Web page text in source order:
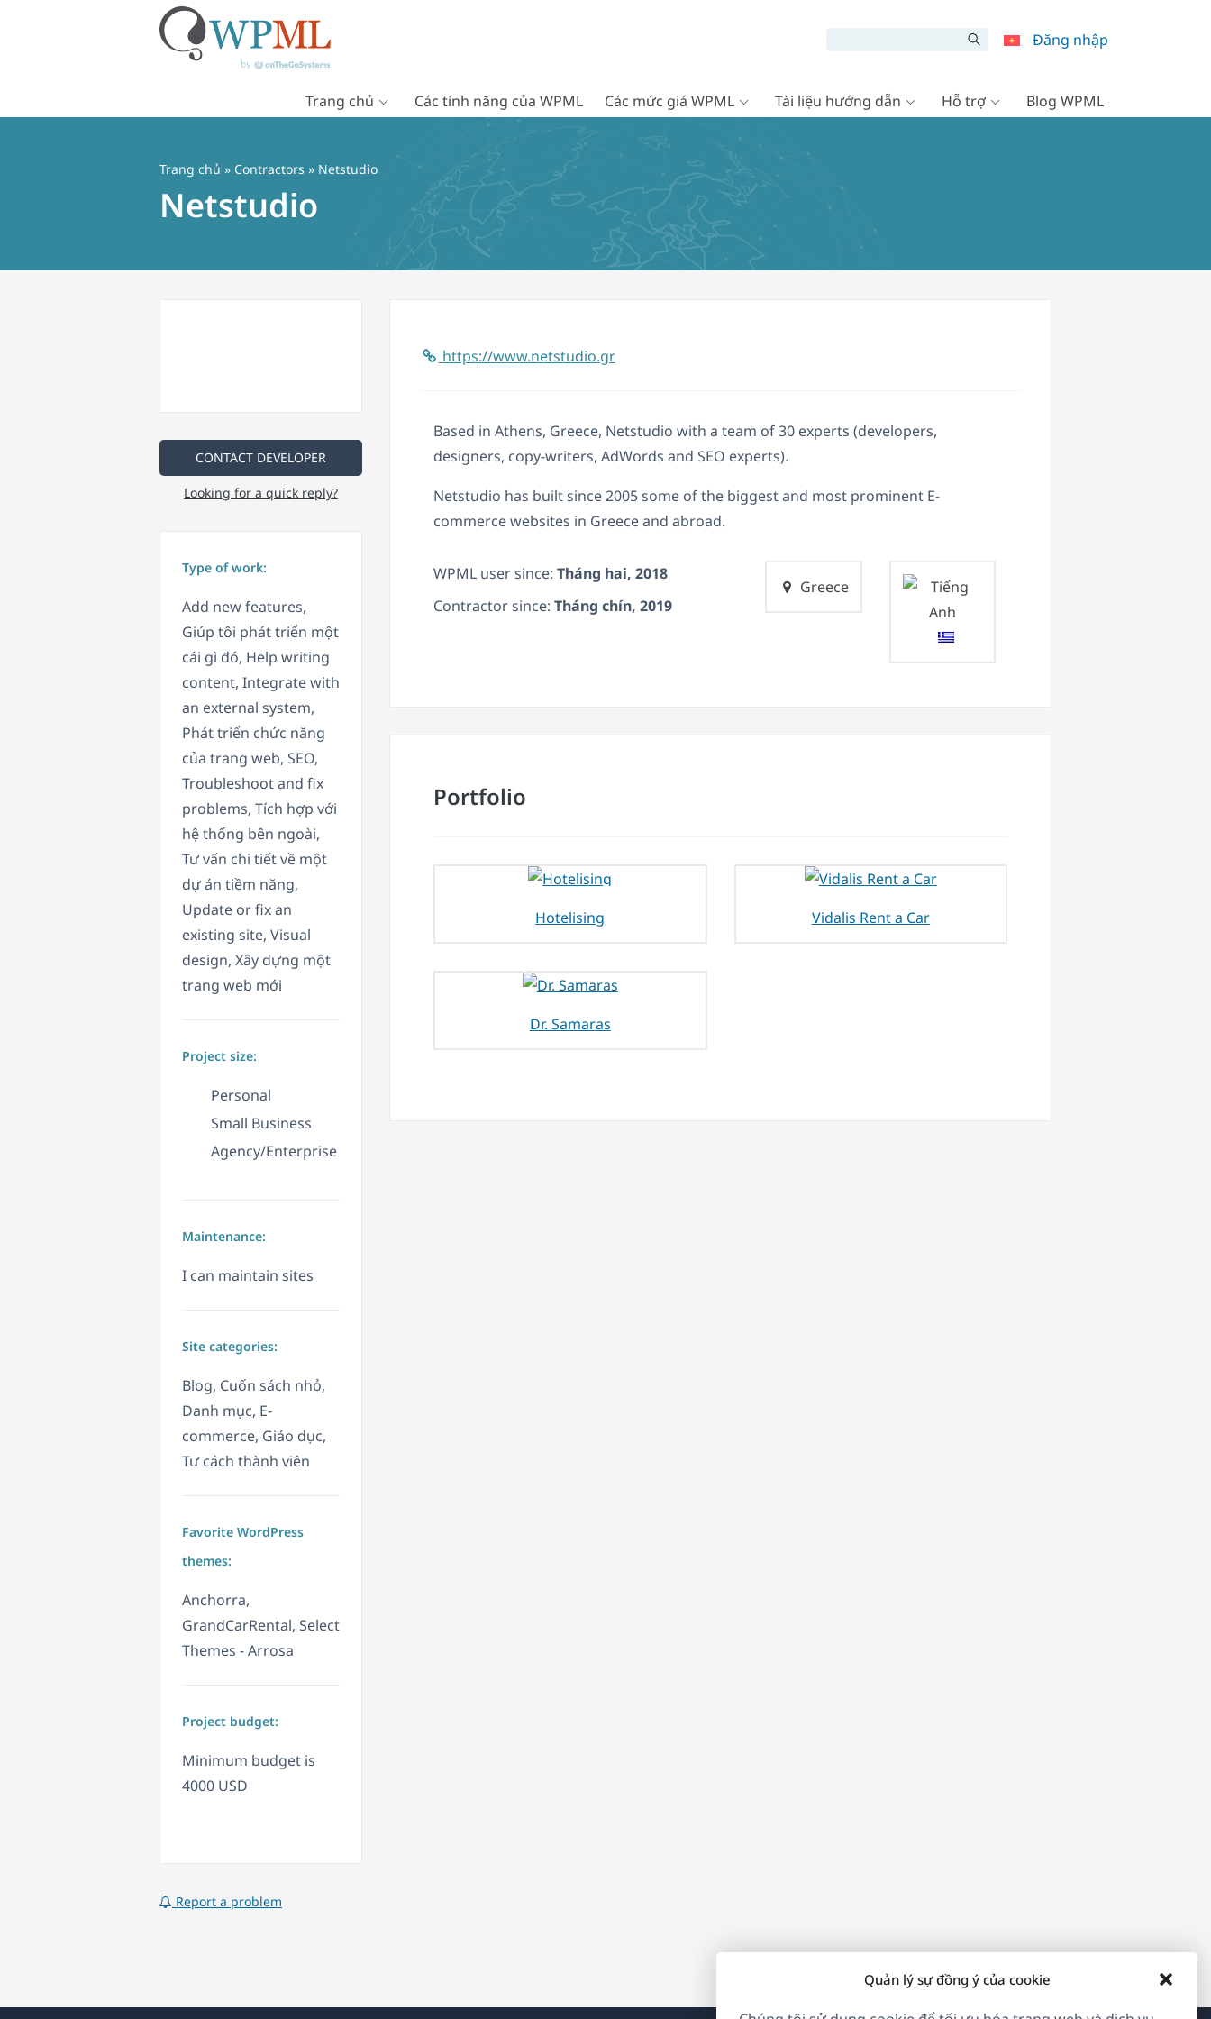
Quản lý sự đồng ý của cookie
Đăng nhập
Trang chủ Các tính năng của WPML Các mức giá WPML Tài liệu hướng dẫn Hỗ trợ Blog WPML
Trang chủ » Contractors » Netstudio
Netstudio
CONTACT DEVELOPER
Looking for a quick reply?
Type of work:
Add new features,
Giúp tôi phát triển một
cái gì đó, Help writing
content, Integrate with
an external system,
Phát triển chức năng
của trang web, SEO,
Troubleshoot and fix
problems, Tích hợp với
hệ thống bên ngoài,
Tư vấn chi tiết về một
dự án tiềm năng,
Update or fix an
existing site, Visual
design, Xây dựng một
trang web mới
Project size:
Personal
Small Business
Agency/Enterprise
Maintenance:
I can maintain sites
Site categories:
Blog, Cuốn sách nhỏ,
Danh mục, E-
commerce, Giáo dục,
Tư cách thành viên
Favorite WordPress
themes:
Anchorra,
GrandCarRental, Select
Themes - Arrosa
Project budget:
Minimum budget is
4000 USD
Report a problem
https://www.netstudio.gr
Based in Athens, Greece, Netstudio with a team of 30 experts (developers,
designers, copy-writers, AdWords and SEO experts).
Netstudio has built since 2005 some of the biggest and most prominent E-
commerce websites in Greece and abroad.
WPML user since: Tháng hai, 2018
Contractor since: Tháng chín, 2019
Greece
Portfolio
Hotelising Vidalis Rent a Car
Dr. Samaras